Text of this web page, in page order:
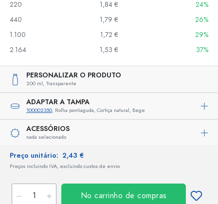
220
1,84 €
24%
440
1,79 €
26%
1.100
1,72 €
29%
2.164
1,53 € 37%
PERSONALIZAR O PRODUTO
200 ml, Transparente
ADAPTAR A TAMPA
100002350, Rolha pontiaguda, Cortiça natural, Bege
ACESSÓRIOS
nada selecionado
Preço unitário: 2,43 €
Preços incluindo IVA, excluindo custos de envio
No carrinho de compras